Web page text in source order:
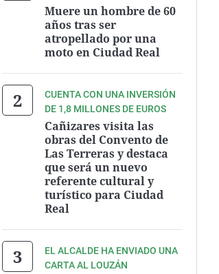
CATÓLICOS
Muere un hombre de 60
años tras ser
atropellado por una
moto en Ciudad Real
CUENTA CON UNA INVERSIÓN
DE 1,8 MILLONES DE EUROS
Cañizares visita las
obras del Convento de
Las Terreras y destaca
que será un nuevo
referente cultural y
turístico para Ciudad
Real
EL ALCALDE HA ENVIADO UNA
CARTA AL LOUZÁN